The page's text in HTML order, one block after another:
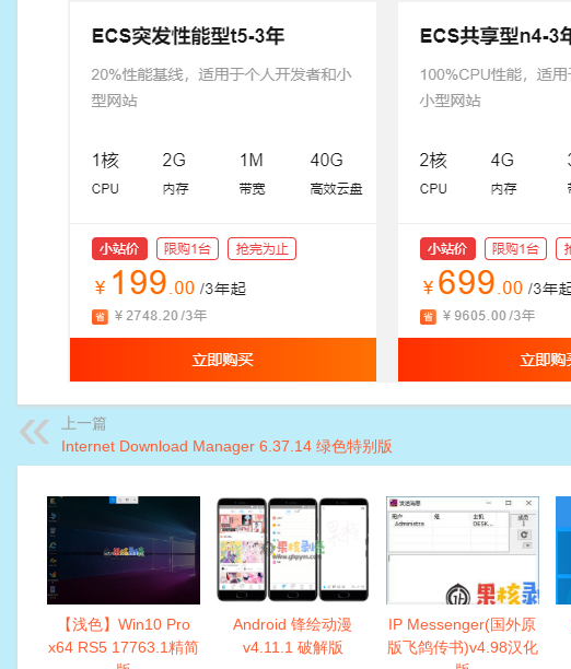
上一篇
Internet Download Manager 6.37.14 绿色特别版
【浅色】Win10 Pro
x64 RS5 17763.1精简
Android 锋绘动漫
v4.11.1 破解版
IP Messenger(国外原
版飞鸽传书)v4.98汉化